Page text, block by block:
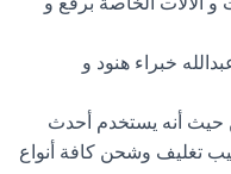
خبراء هنود و
حيث أنه يستخدم أحدث
تغليف وشحن كافة أنواع